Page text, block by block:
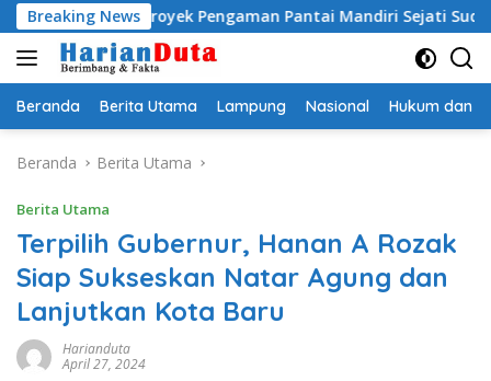
Langsung
ke
konten
Breaking News
Proyek Pengaman Pantai Mandiri Sejati Sudah Sesuai
Beranda Berita Utama Lampung Nasional Hukum dan
Beranda Berita Utama
Berita Utama
Terpilih Gubernur, Hanan A Rozak
Siap Sukseskan Natar Agung dan
Lanjutkan Kota Baru
Harianduta
April 27, 2024